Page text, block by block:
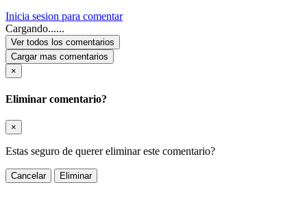
Inicia sesion para comentar
Cargando......
Ver todos los comentarios
Cargar mas comentarios
×
Eliminar comentario?
×
Estas seguro de querer eliminar este comentario?
Cancelar Eliminar